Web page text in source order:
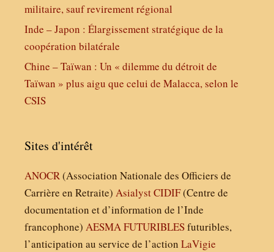
militaire, sauf revirement régional
Inde – Japon : Élargissement stratégique de la
coopération bilatérale
Chine – Taïwan : Un « dilemme du détroit de
Taïwan » plus aigu que celui de Malacca, selon le
CSIS
Sites d'intérêt
ANOCR(Association Nationale des Officiers de
Carrière en Retraite) AsialystCIDIF(Centre de
documentation et d’information de l’Inde
francophone) AESMAFUTURIBLESfuturibles,
l’anticipation au service de l’action LaVigie